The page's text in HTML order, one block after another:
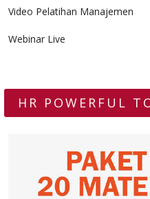
Video Pelatihan Manajemen
Webinar Live
HR POWERFUL